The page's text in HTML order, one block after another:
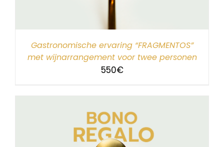
Gastronomische ervaring “FRAGMENTOS”
met wijnarrangement voor twee personen
550€